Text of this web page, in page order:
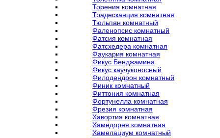
Торения комнатная
Традесканция комнатная
Тюльпан комнатный
Фаленопсис комнатный
Фатсия комнатная
Фатсхедера комнатная
Фаукария комнатная
Фикус Бенджамина
Фикус каучуконосный
Филодендрон комнатный
Финик комнатный
Фиттония комнатная
Фортунелла комнатная
Фрезия комнатная
Хавортия комнатная
Хамедорея комнатная
Хамелациум комнатный